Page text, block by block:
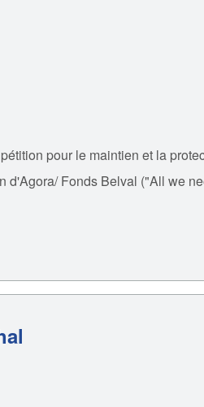
pour le maintien et la
Fonds Belval ("All we